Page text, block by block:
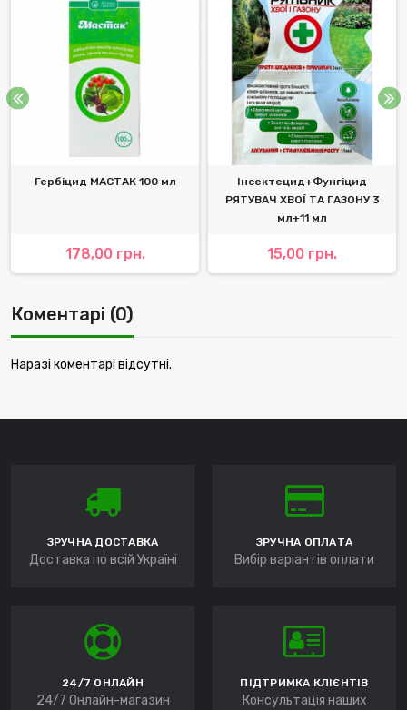
Гербіцид МАСТАК 100 мл
178,00 грн.
Інсектецид+Фунгіцид
РЯТУВАЧ ХВОЇ ТА ГАЗОНУ 3
мл+11 мл
15,00 грн.
Коментарі (0)
Наразі коментарі відсутні.
ЗРУЧНА ДОСТАВКА
Доставка по всій Україні
ЗРУЧНА ОПЛАТА
Вибір варіантів оплати
24/7 ОНЛАЙН
24/7 Онлайн-магазин
ПІДТРИМКА КЛІЄНТІВ
Консультація наших